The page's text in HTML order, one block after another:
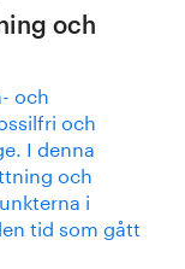
och
och
och
I denna
och
i
tid som gått